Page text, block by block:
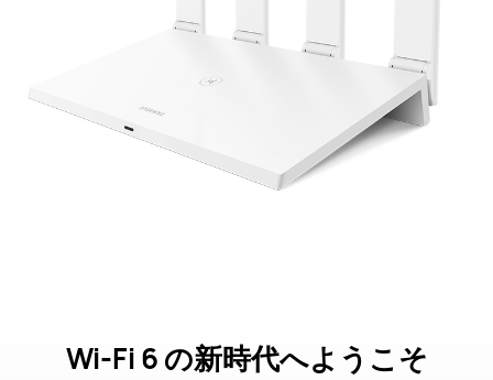
Wi-Fi 6 の新時代へようこそ